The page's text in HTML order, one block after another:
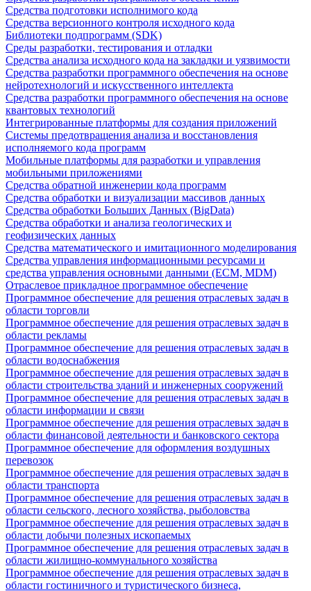
Средства подготовки исполнимого кода
Средства версионного контроля исходного кода
Библиотеки подпрограмм (SDK)
Среды разработки, тестирования и отладки
Средства анализа исходного кода на закладки и уязвимости
Средства разработки программного обеспечения на основе
нейротехнологий и искусственного интеллекта
Средства разработки программного обеспечения на основе
квантовых технологий
Интегрированные платформы для создания приложений
Системы предотвращения анализа и восстановления
исполняемого кода программ
Мобильные платформы для разработки и управления
мобильными приложениями
Средства обратной инженерии кода программ
Средства обработки и визуализации массивов данных
Средства обработки Больших Данных (BigData)
Средства обработки и анализа геологических и
геофизических данных
Средства математического и имитационного моделирования
Средства управления информационными ресурсами и
средства управления основными данными (ECM, MDM)
Отраслевое прикладное программное обеспечение
Программное обеспечение для решения отраслевых задач в
области торговли
Программное обеспечение для решения отраслевых задач в
области рекламы
Программное обеспечение для решения отраслевых задач в
области водоснабжения
Программное обеспечение для решения отраслевых задач в
области строительства зданий и инженерных сооружений
Программное обеспечение для решения отраслевых задач в
области информации и связи
Программное обеспечение для решения отраслевых задач в
области финансовой деятельности и банковского сектора
Программное обеспечение для оформления воздушных
перевозок
Программное обеспечение для решения отраслевых задач в
области транспорта
Программное обеспечение для решения отраслевых задач в
области сельского, лесного хозяйства, рыболовства
Программное обеспечение для решения отраслевых задач в
области добычи полезных ископаемых
Программное обеспечение для решения отраслевых задач в
области жилищно-коммунального хозяйства
Программное обеспечение для решения отраслевых задач в
области гостиничного и туристического бизнеса,